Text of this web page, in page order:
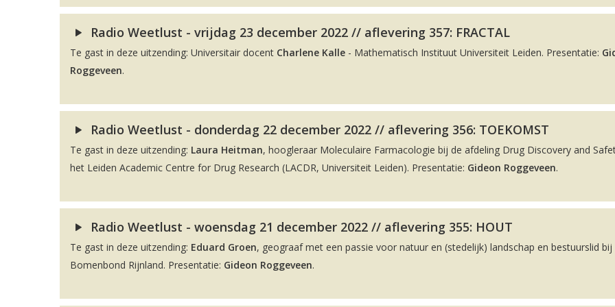
Radio Weetlust - vrijdag 23 december 2022 // aflevering 357: FRACTAL
Te gast in deze uitzending: Universitair docent Charlene Kalle - Mathematisch Instituut Universiteit Leiden. Presentatie:
Roggeveen.
Radio Weetlust - donderdag 22 december 2022 // aflevering 356: TOEKOMST
Te gast in deze uitzending: Laura Heitman, hoogleraar Moleculaire Farmacologie bij de afdeling Drug Discovery and
het Leiden Academic Centre for Drug Research (LACDR, Universiteit Leiden). Presentatie: Gideon Roggeveen.
Radio Weetlust - woensdag 21 december 2022 // aflevering 355: HOUT
Te gast in deze uitzending: Eduard Groen, geograaf met een passie voor natuur en (stedelijk) landschap en bestuurslid bij
Bomenbond Rijnland. Presentatie: Gideon Roggeveen.